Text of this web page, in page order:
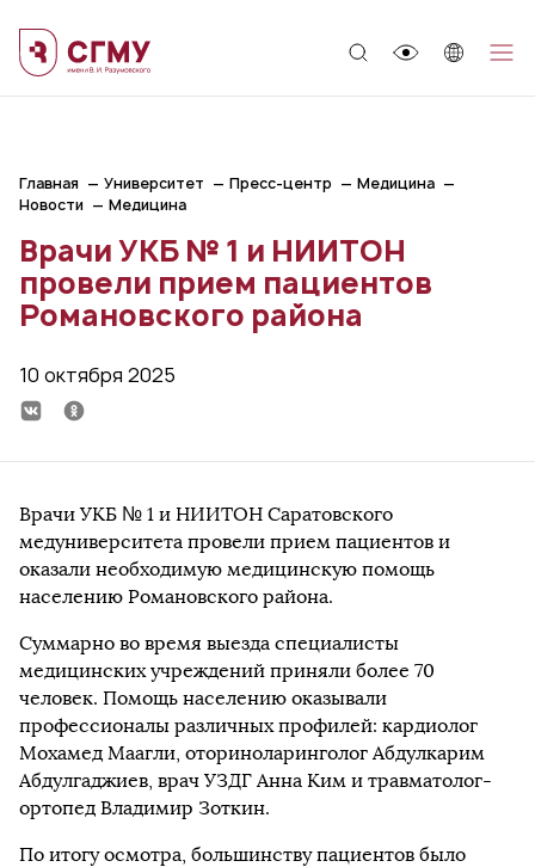
Главная Университет Пресс-центр
Медицина
Новости
Медицина
Врачи УКБ № 1 и НИИТОН
провели прием пациентов
Романовского района
10 октября 2025
Врачи УКБ № 1 и НИИТОН Саратовского
медуниверситета провели прием пациентов и
оказали необходимую медицинскую помощь
населению Романовского района.
Суммарно во время выезда специалисты
медицинских учреждений приняли более 70
человек. Помощь населению оказывали
профессионалы различных профилей: кардиолог
Мохамед Маагли, оториноларинголог Абдулкарим
Абдулгаджиев, врач УЗДГ Анна Ким и травматолог-
ортопед Владимир Зоткин.
По итогу осмотра, большинству пациентов было